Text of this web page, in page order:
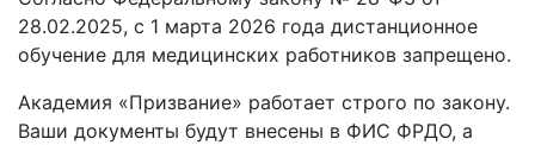
28.02.2025, с 1 марта 2026 года дистанционное
обучение для медицинских работников запрещено.
Академия «Призвание» работает строго по закону.
Ваши документы будут внесены в ФИС ФРДО, а